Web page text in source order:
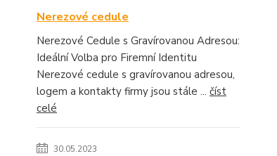
Nerezové cedule
Nerezové Cedule s Gravírovanou Adresou:
Ideální Volba pro Firemní Identitu
Nerezové cedule s gravírovanou adresou,
logem a kontakty firmy jsou stále ... číst
celé
30.05.2023